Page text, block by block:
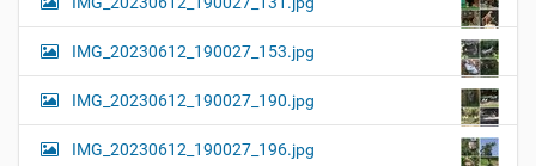
IMG_20230612_190027_153.jpg
IMG_20230612_190027_190.jpg
IMG_20230612_190027_196.jpg